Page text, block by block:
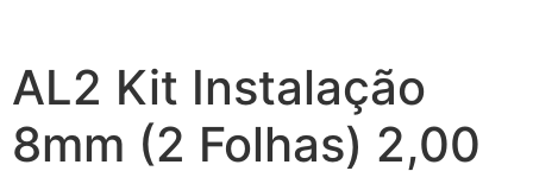
AL2 Kit Instalação
8mm (2 Folhas) 2,00